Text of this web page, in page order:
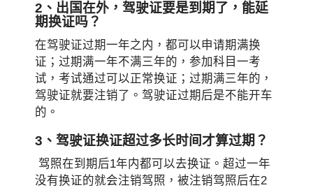
2、出国在外，驾驶证要是到期了，能延
期换证吗？
在驾驶证过期一年之内，都可以申请期满换
证；过期满一年不满三年的，参加科目一考
试，考试通过可以正常换证；过期满三年的，
驾驶证就要注销了。驾驶证过期后是不能开车
的。
3、驾驶证换证超过多长时间才算过期？
驾照在到期后1年内都可以去换证。超过一年
没有换证的就会注销驾照，被注销驾照后在2